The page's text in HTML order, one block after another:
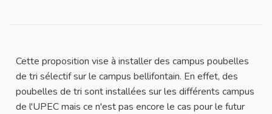
Cette proposition vise à installer des campus poubelles
de tri sélectif sur le campus bellifontain. En effet, des
poubelles de tri sont installées sur les différents campus
de l'UPEC mais ce n'est pas encore le cas pour le futur